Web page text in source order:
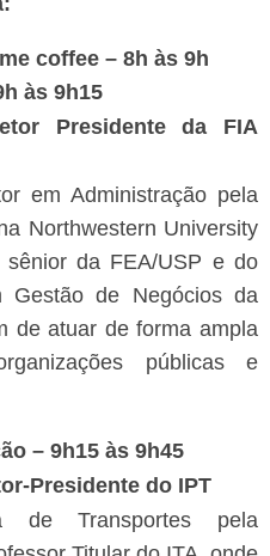
coffee – 8h às 9h
às 9h15
Presidente da FIA
em Administração pela
Northwestern University
da FEA/USP e do
Gestão de Negócios da
de atuar de forma ampla
públicas e
– 9h15 às 9h45
Presidente do IPT
de Transportes pela